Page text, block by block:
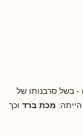
בשל סרבנותו של
מכת ברד וכך